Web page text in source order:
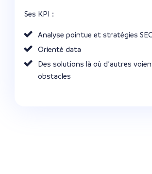
Ses KPI :
Analyse pointue et stratégies
Orienté data
Des solutions là où d’autres
obstacles